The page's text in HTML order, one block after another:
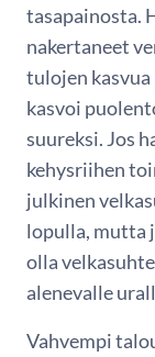
tasapainosta.
nakertaneet
tulojen kasvua
kasvoi
suureksi. Jos
kehysriihen
julkinen
lopulla, mutta
olla
alenevalle
Vahvempi